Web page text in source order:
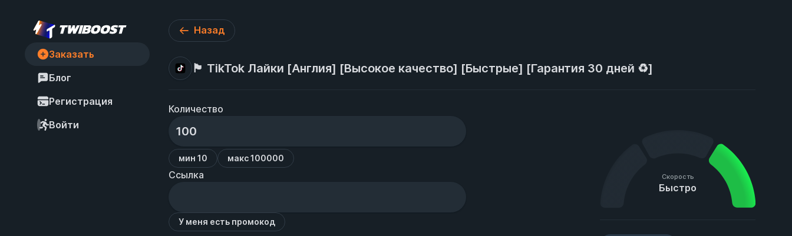
Заказать
Блог
Регистрация
Войти
Назад
🏴󠁧󠁢󠁥󠁮󠁧󠁿 TikTok Лайки [Англия] [Высокое качество] [Быстрые] [Гарантия 30 дней ♻️]
Количество
мин 10 макс 100000
Ссылка
У меня есть промокод
Скорость
Быстро